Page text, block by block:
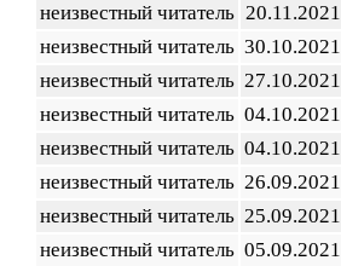
неизвестный читатель 20.11.2021
неизвестный читатель 30.10.2021
неизвестный читатель 27.10.2021
неизвестный читатель 04.10.2021
неизвестный читатель 04.10.2021
неизвестный читатель 26.09.2021
неизвестный читатель 25.09.2021
неизвестный читатель 05.09.2021